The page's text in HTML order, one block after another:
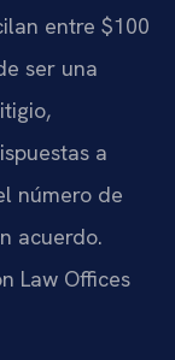
entre $100
ser una
a
número de
acuerdo.
Law Offices